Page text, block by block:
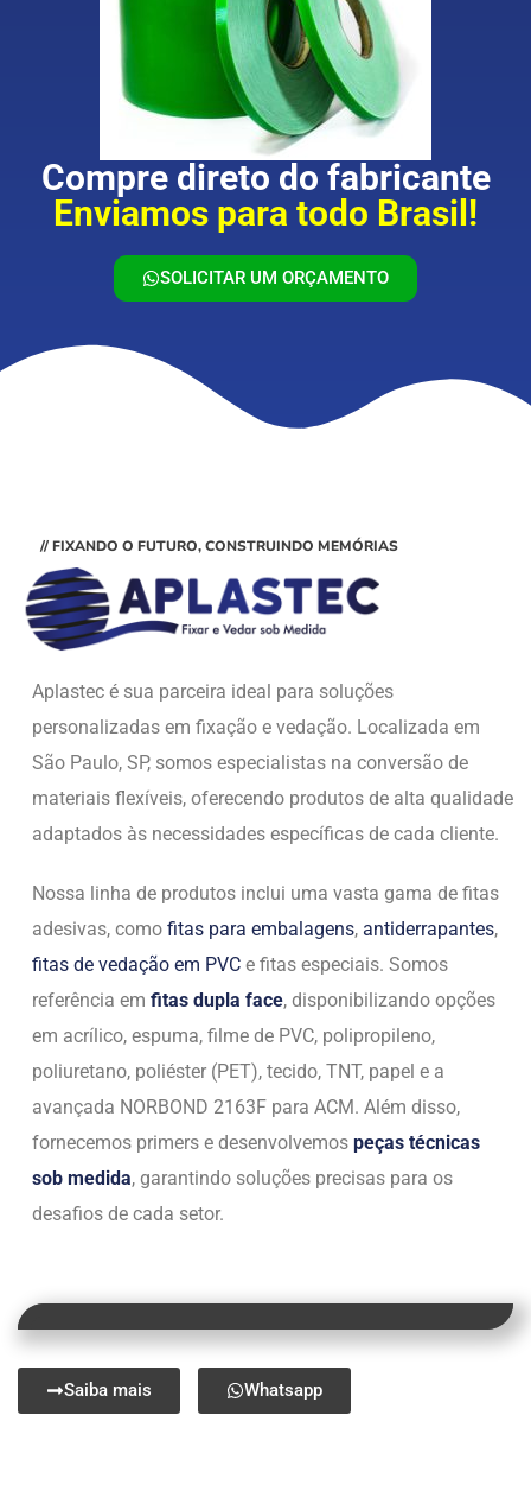
Compre direto do fabricante
Enviamos para todo Brasil!
SOLICITAR UM ORÇAMENTO
// FIXANDO O FUTURO, CONSTRUINDO MEMÓRIAS
Aplastec é sua parceira ideal para soluções
personalizadas em fixação e vedação. Localizada em
São Paulo, SP, somos especialistas na conversão de
materiais flexíveis, oferecendo produtos de alta qualidade
adaptados às necessidades específicas de cada cliente.
Nossa linha de produtos inclui uma vasta gama de fitas
adesivas, como fitas para embalagens, antiderrapantes,
fitas de vedação em PVC e fitas especiais. Somos
referência em fitas dupla face, disponibilizando opções
em acrílico, espuma, filme de PVC, polipropileno,
poliuretano, poliéster (PET), tecido, TNT, papel e a
avançada NORBOND 2163F para ACM. Além disso,
fornecemos primers e desenvolvemos peças técnicas
sob medida, garantindo soluções precisas para os
desafios de cada setor.
Saiba mais Whatsapp